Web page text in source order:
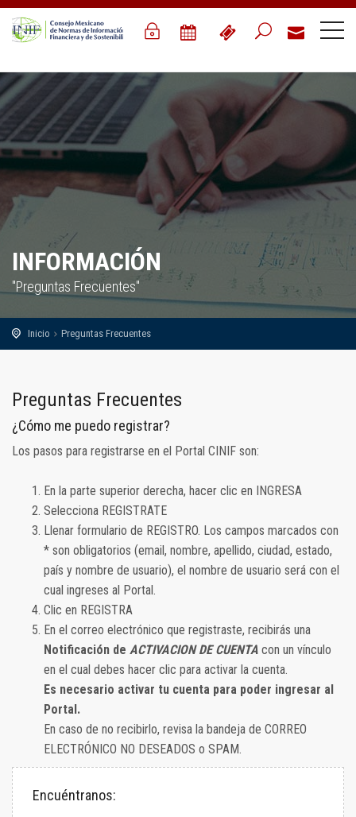
INFORMACIÓN
"Preguntas Frecuentes"
Inicio Preguntas Frecuentes
Preguntas Frecuentes
¿Cómo me puedo registrar?
Los pasos para registrarse en el Portal CINIF son:
En la parte superior derecha, hacer clic en INGRESA
Selecciona REGISTRATE
Llenar formulario de REGISTRO. Los campos marcados con
* son obligatorios (email, nombre, apellido, ciudad, estado,
país y nombre de usuario), el nombre de usuario será con el
cual ingreses al Portal.
Clic en REGISTRA
En el correo electrónico que registraste, recibirás una
Notificación de ACTIVACION DE CUENTA con un vínculo
en el cual debes hacer clic para activar la cuenta.
Es necesario activar tu cuenta para poder ingresar al
Portal.
En caso de no recibirlo, revisa la bandeja de CORREO
ELECTRÓNICO NO DESEADOS o SPAM.
Encuéntranos: